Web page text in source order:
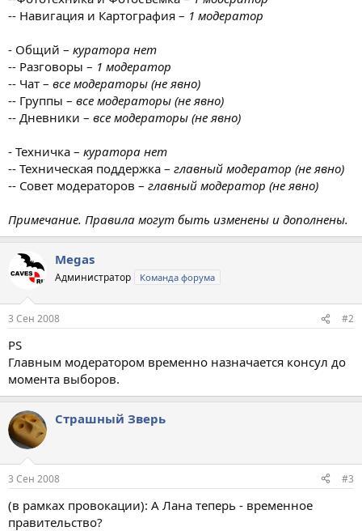
-- Навигация и Картография – 1 модератор
- Общий – куратора нет
-- Разговоры – 1 модератор
-- Чат – все модераторы (не явно)
-- Группы – все модераторы (не явно)
-- Дневники – все модераторы (не явно)
- Техничка – куратора нет
-- Техническая поддержка – главный модератор (не явно)
-- Совет модераторов – главный модератор (не явно)
Примечание. Правила могут быть изменены и дополнены.
Megas
Администратор Команда форума
3 Сен 2008 #2
PS
Главным модератором временно назначается консул до
момента выборов.
Страшный Зверь
3 Сен 2008 #3
(в рамках провокации): А Лана теперь - временное
правительство?